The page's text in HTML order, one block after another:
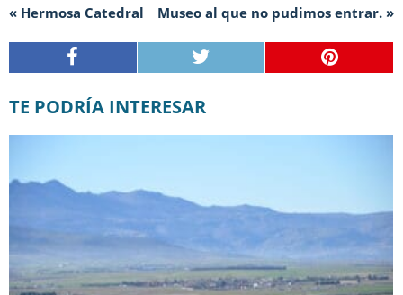
« Hermosa Catedral Museo al que no pudimos entrar. »
TE PODRÍA INTERESAR